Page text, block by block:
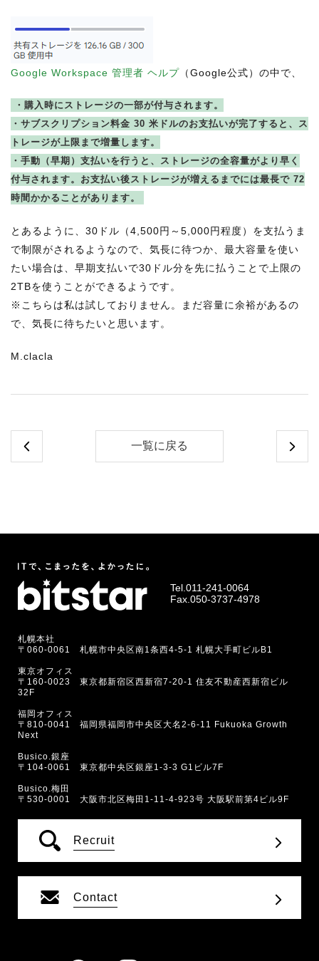
Google Workspace 管理者 ヘルプ （Google公式）の中で、
・購入時にストレージの一部が付与されます。
・サブスクリプション料金 30 米ドルのお支払いが完了すると、ス
トレージが上限まで増量します。
・手動（早期）支払いを行うと、ストレージの全容量がより早く
付与されます。お支払い後ストレージが増えるまでには最長で 72
時間かかることがあります。
とあるように、30ドル（4,500円～5,000円程度）を支払うま
で制限がされるようなので、気長に待つか、最大容量を使い
たい場合は、早期支払いで30ドル分を先に払うことで上限の
2TBを使うことができるようです。
※こちらは私は試しておりません。まだ容量に余裕があるの
で、気長に待ちたいと思います。
M.clacla
一覧に戻る
Tel.011-241-0064
Fax.050-3737-4978
札幌本社
〒060-0061 札幌市中央区南1条西4-5-1 札幌大手町ビルB1
東京オフィス
〒160-0023 東京都新宿区西新宿7-20-1 住友不動産西新宿ビル
32F
福岡オフィス
〒810-0041 福岡県福岡市中央区大名2-6-11 Fukuoka Growth
Next
Busico.銀座
〒104-0061 東京都中央区銀座1-3-3 G1ビル7F
Busico.梅田
〒530-0001 大阪市北区梅田1-11-4-923号 大阪駅前第4ビル9F
Recruit
Contact